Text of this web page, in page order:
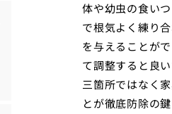
体や幼虫の食い
で根気よく練り
を与えることが
て調整すると良
三箇所ではなく
とが徹底防除の